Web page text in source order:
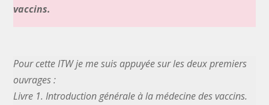
vaccins.
Pour cette ITW je me suis appuyée sur les deux premiers
ouvrages :
Livre 1. Introduction générale à la médecine des vaccins.